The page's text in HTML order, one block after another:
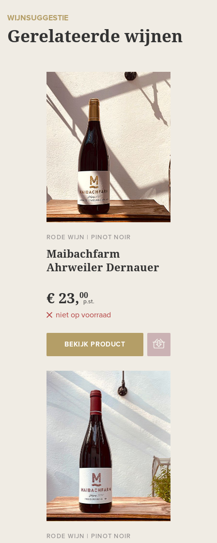
WIJNSUGGESTIE
Gerelateerde wijnen
RODE WIJN | PINOT NOIR
Maibachfarm
Ahrweiler Dernauer
€ 23,00
p.st.
niet op voorraad
BEKIJK PRODUCT
RODE WIJN | PINOT NOIR